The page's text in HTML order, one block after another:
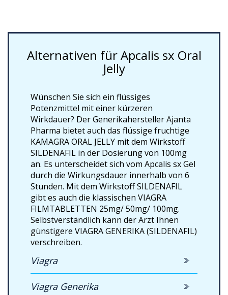
Alternativen für Apcalis sx Oral
Jelly
Wünschen Sie sich ein flüssiges
Potenzmittel mit einer kürzeren
Wirkdauer? Der Generikahersteller Ajanta
Pharma bietet auch das flüssige fruchtige
KAMAGRA ORAL JELLY mit dem Wirkstoff
SILDENAFIL in der Dosierung von 100mg
an. Es unterscheidet sich vom Apcalis sx Gel
durch die Wirkungsdauer innerhalb von 6
Stunden. Mit dem Wirkstoff SILDENAFIL
gibt es auch die klassischen VIAGRA
FILMTABLETTEN 25mg/ 50mg/ 100mg.
Selbstverständlich kann der Arzt Ihnen
günstigere VIAGRA GENERIKA (SILDENAFIL)
verschreiben.
Viagra
Viagra Generika